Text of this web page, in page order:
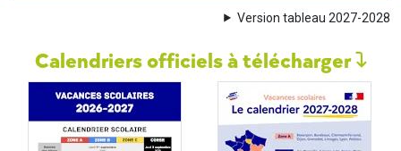
Version tableau 2027-2028
Calendriers officiels à télécharger